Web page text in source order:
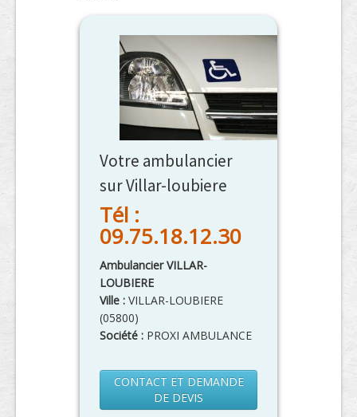
Votre ambulancier
sur Villar-loubiere
Tél :
09.75.18.12.30
Ambulancier VILLAR-
LOUBIERE
Ville : VILLAR-LOUBIERE
(05800)
Société : PROXI AMBULANCE
CONTACT ET DEMANDE
DE DEVIS